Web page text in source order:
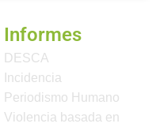
Informes
DESCA
Incidencia
Periodismo Humano
Violencia basada en